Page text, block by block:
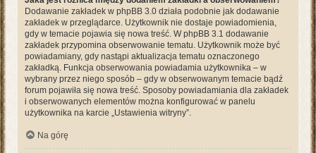
Dodawanie zakładek w phpBB 3.0 działa podobnie jak dodawanie
zakładek w przeglądarce. Użytkownik nie dostaje powiadomienia,
gdy w temacie pojawia się nowa treść. W phpBB 3.1 dodawanie
zakładek przypomina obserwowanie tematu. Użytkownik może być
powiadamiany, gdy nastąpi aktualizacja tematu oznaczonego
zakładką. Funkcja obserwowania powiadamia użytkownika – w
wybrany przez niego sposób – gdy w obserwowanym temacie bądź
forum pojawiła się nowa treść. Sposoby powiadamiania dla zakładek
i obserwowanych elementów można konfigurować w panelu
użytkownika na karcie „Ustawienia witryny”.
Na górę